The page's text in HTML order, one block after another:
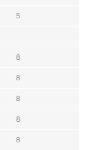
5
8
8
8
8
8